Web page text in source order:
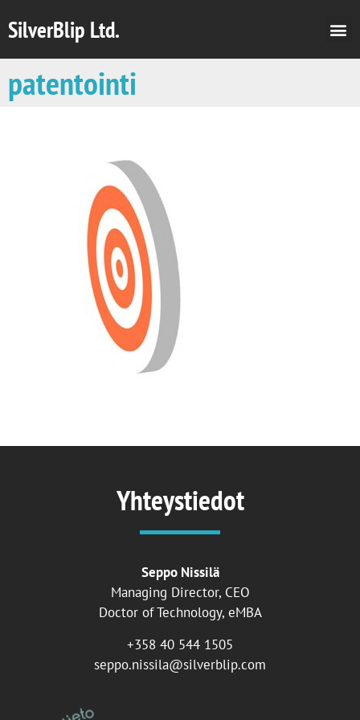
SilverBlip Ltd.
patentointi
Yhteystiedot
Seppo Nissilä
Managing Director, CEO
Doctor of Technology, eMBA
+358 40 544 1505
seppo.nissila@silverblip.com